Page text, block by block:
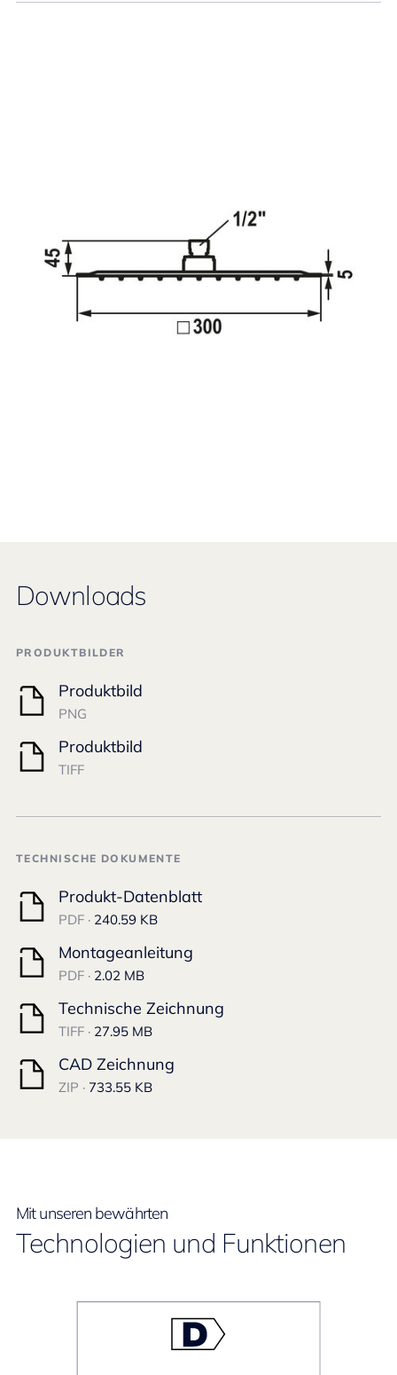
Downloads
PRODUKTBILDER
Produktbild
PNG
Produktbild
TIFF
TECHNISCHE DOKUMENTE
Produkt-Datenblatt
PDF · 240.59 KB
Montageanleitung
PDF · 2.02 MB
Technische Zeichnung
TIFF · 27.95 MB
CAD Zeichnung
ZIP · 733.55 KB
Mit unseren bewährten
Technologien und Funktionen